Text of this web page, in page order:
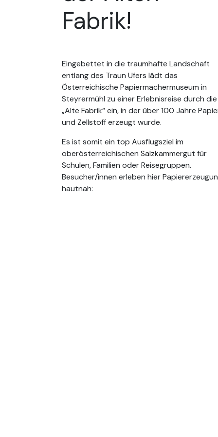
Fabrik!
Eingebettet in die traumhafte Landschaft
entlang des Traun Ufers lädt das
Österreichische Papiermachermuseum in
Steyrermühl zu einer Erlebnisreise durch die
„Alte Fabrik“ ein, in der über 100 Jahre
und Zellstoff erzeugt wurde.
Es ist somit ein top Ausflugsziel im
oberösterreichischen Salzkammergut für
Schulen, Familien oder Reisegruppen.
Besucher/innen erleben hier
hautnah: